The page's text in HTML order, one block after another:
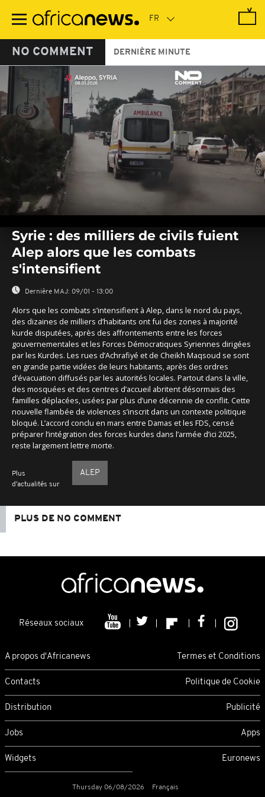
contenu
NO COMMENT DERNIÈRE MINUTE
seconds
seconds
Syrie : des milliers de civils fuient
Alep alors que les combats
s'intensifient
Dernière MAJ: 09/01 - 13:00
Alors que les combats s’intensifient à Alep, dans le nord du pays,
des dizaines de milliers d’habitants ont fui des zones à majorité
kurde disputées, après des affrontements entre les forces
gouvernementales et les Forces Démocratiques Syriennes dirigées
par les Kurdes. Les rues d’Achrafiyé et de Cheikh Maqsoud se sont
en grande partie vidées de leurs habitants, après des ordres
d’évacuation diffusés par les autorités locales. Partout dans la ville,
des mosquées et des centres d’accueil abritent désormais des
familles déplacées, usées par plus d’une décennie de conflit. Cette
nouvelle flambée de violences s’inscrit dans un contexte politique
bloqué. L’accord conclu en mars entre Damas et les FDS, censé
préparer l’intégration des forces kurdes dans l’armée d’ici 2025,
reste largement lettre morte.
Plus
d'actualités sur
ALEP
PLUS DE NO COMMENT
Réseaux sociaux
A propos d'Africanews Termes et Conditions
Contacts Politique de Cookie
Distribution Publicité
Jobs Apps
Widgets Euronews
Thursday 06/08/2026